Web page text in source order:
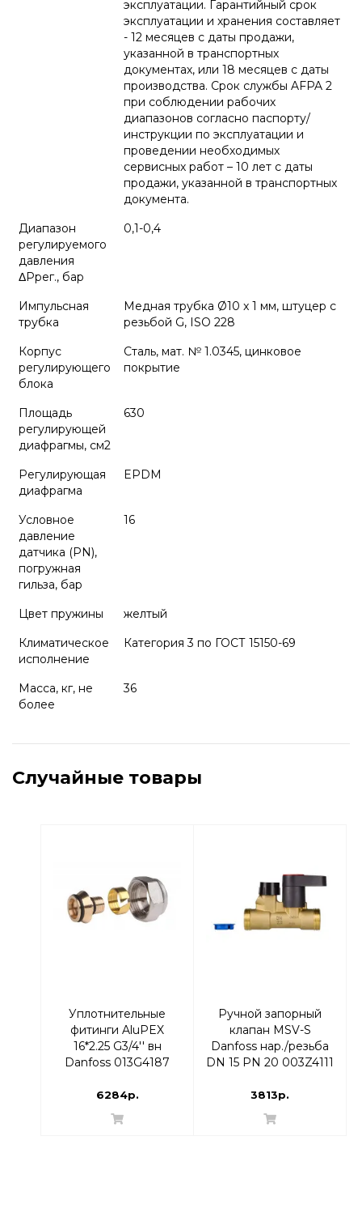
эксплуатации. Гарантийный срок
эксплуатации и хранения составляет
- 12 месяцев с даты продажи,
указанной в транспортных
документах, или 18 месяцев с даты
производства. Срок службы AFPA 2
при соблюдении рабочих
диапазонов согласно паспорту/
инструкции по эксплуатации и
проведении необходимых
сервисных работ – 10 лет с даты
продажи, указанной в транспортных
документа.
Диапазон
регулируемого
давления
ΔPрег., бар
0,1-0,4
Импульсная
трубка
Медная трубка Ø10 x 1 мм, штуцер с
резьбой G, ISO 228
Корпус
регулирующего
блока
Сталь, мат. № 1.0345, цинковое
покрытие
Площадь
регулирующей
диафрагмы, см2
630
Регулирующая
диафрагма
EPDM
Условное
давление
датчика (PN),
погружная
гильза, бар
16
Цвет пружины
желтый
Климатическое
исполнение
Категория 3 по ГОСТ 15150-69
Масса, кг, не
более
36
Случайные товары
Уплотнительные
фитинги AluPEX
16*2.25 G3/4'' вн
Danfoss 013G4187
6284р.
Ручной запорный
клапан МSV-S
Danfoss нар./резьба
DN 15 PN 20 003Z4111
3813р.